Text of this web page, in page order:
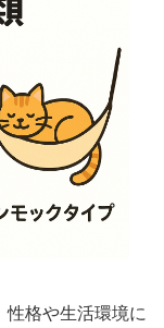
格や生活環境に